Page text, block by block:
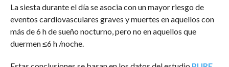
La siesta durante el día se asocia con un mayor riesgo de
eventos cardiovasculares graves y muertes en aquellos con
más de 6 h de sueño nocturno, pero no en aquellos que
duermen ≤6 h /noche.